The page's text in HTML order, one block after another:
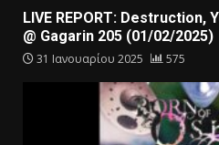
LIVE REPORT: Destruction,
@ Gagarin 205 (01/02/2025)
31 Ιανουαρίου 2025 575